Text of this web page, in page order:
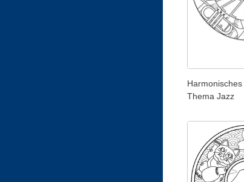
Thema Jazz